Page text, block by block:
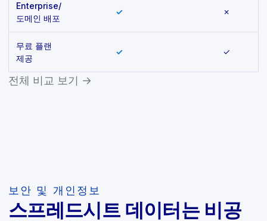
Enterprise/
도메인 배포
✓ ✗
무료 플랜
제공
✓ ✓
전체 비교 보기 →
보안 및 개인정보
스프레드시트 데이터는 비공